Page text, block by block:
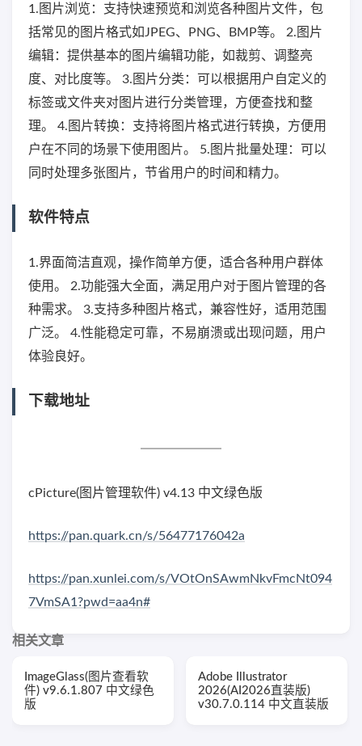
1.图片浏览：支持快速预览和浏览各种图片文件，包
括常见的图片格式如JPEG、PNG、BMP等。 2.图片
编辑：提供基本的图片编辑功能，如裁剪、调整亮
度、对比度等。 3.图片分类：可以根据用户自定义的
标签或文件夹对图片进行分类管理，方便查找和整
理。 4.图片转换：支持将图片格式进行转换，方便用
户在不同的场景下使用图片。 5.图片批量处理：可以
同时处理多张图片，节省用户的时间和精力。
软件特点
1.界面简洁直观，操作简单方便，适合各种用户群体
使用。 2.功能强大全面，满足用户对于图片管理的各
种需求。 3.支持多种图片格式，兼容性好，适用范围
广泛。 4.性能稳定可靠，不易崩溃或出现问题，用户
体验良好。
下载地址
cPicture(图片管理软件) v4.13 中文绿色版
https://pan.quark.cn/s/56477176042a
https://pan.xunlei.com/s/VOtOnSAwmNkvFmcNt094
7VmSA1?pwd=aa4n#
相关文章
ImageGlass(图片查看软
件) v9.6.1.807 中文绿色
版
Adobe Illustrator
2026(AI2026直装版)
v30.7.0.114 中文直装版